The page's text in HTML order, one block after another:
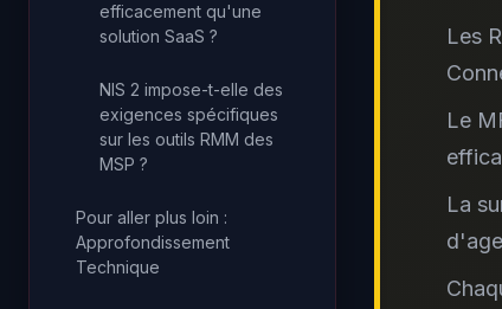
efficacement qu'une
solution SaaS ?
NIS 2 impose-t-elle des
exigences spécifiques
sur les outils RMM des
MSP ?
Pour aller plus loin :
Approfondissement
Technique
Les
Le
La